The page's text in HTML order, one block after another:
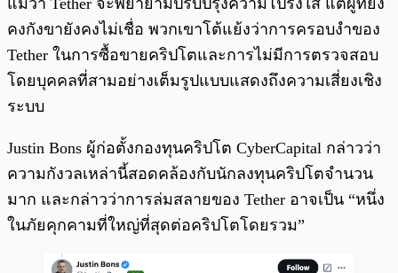
แม้ว่า Tether จะพยายามปรับปรุงความโปร่งใส แต่ผู้ที่ยัง
คงกังขายังคงไม่เชื่อ พวกเขาโต้แย้งว่าการครอบงำของ
Tether ในการซื้อขายคริปโตและการไม่มีการตรวจสอบ
โดยบุคคลที่สามอย่างเต็มรูปแบบแสดงถึงความเสี่ยงเชิง
ระบบ
Justin Bons ผู้ก่อตั้งกองทุนคริปโต CyberCapital กล่าวว่า
ความกังวลเหล่านี้สอดคล้องกับนักลงทุนคริปโตจำนวน
มาก และกล่าวว่าการล่มสลายของ Tether อาจเป็น “หนึ่ง
ในภัยคุกคามที่ใหญ่ที่สุดต่อคริปโตโดยรวม”